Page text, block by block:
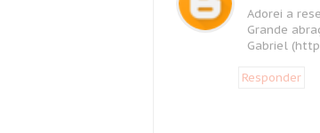
Adorei a
Grande
Gabriel
Responder